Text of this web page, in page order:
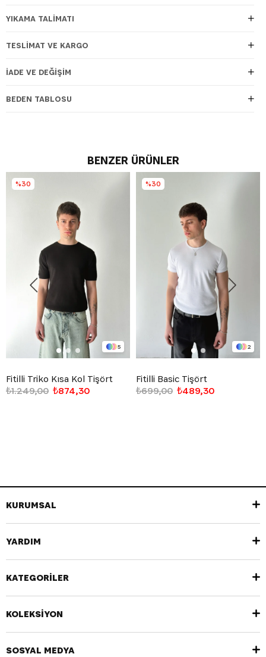
YIKAMA TALİMATI
TESLIMAT VE KARGO
İADE VE DEĞIŞIM
BEDEN TABLOSU
BENZER ÜRÜNLER
5
Fitilli Triko Kısa Kol Tişört
₺874,30
₺1.249,00
%30
2
Fitilli Basic Tişört
₺489,30
₺699,00
%30
KURUMSAL
YARDIM
KATEGORİLER
KOLEKSİYON
SOSYAL MEDYA